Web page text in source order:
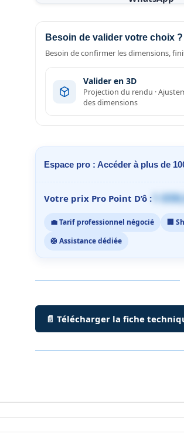
Besoin de valider votre choix ?
Besoin de confirmer les dimensions,
Valider en 3D
Projection du rendu ·
des dimensions
Espace pro : Accéder à plus de
Votre prix Pro Point D’ô : 1
💼 Tarif professionnel négocié 🏢
🛟 Assistance dédiée
📄 Télécharger la fiche